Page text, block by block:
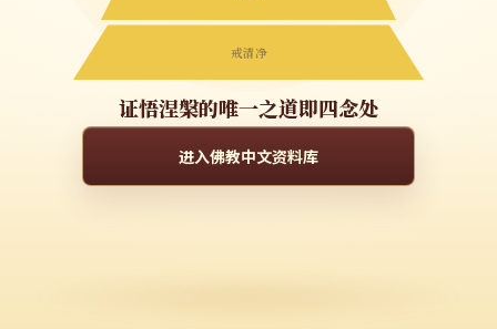
戒清净
证悟涅槃的唯一之道即四念处
进入佛教中文资料库